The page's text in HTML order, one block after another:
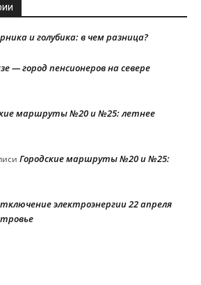
и голубика: в чем разница?
— город пенсионеров на севере
маршруты №20 и №25: летнее
Городские маршруты №20 и №25:
электроэнергии 22 апреля